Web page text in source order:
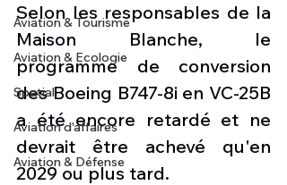
Aviation & Tourisme
Aviation & Ecologie
Spatial
Aviation d'affaires
Aviation & Défense
Selon les responsables de la
Maison Blanche, le
programme de conversion
des Boeing B747-8i en VC-25B
a été encore retardé et ne
devrait être achevé qu'en
2029 ou plus tard.